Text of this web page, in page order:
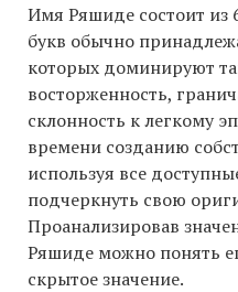
Имя Ряшиде состоит из
букв обычно
которых доминируют
восторженность,
склонность к легкому
времени созданию
используя все
подчеркнуть свою
Проанализировав
Ряшиде можно понять
скрытое значение.